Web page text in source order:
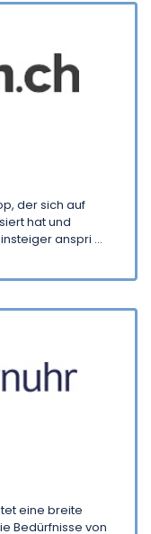
der sich auf
hat und
anspri ...
eine breite
Bedürfnisse von